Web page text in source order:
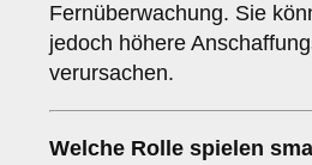
Fernüberwachung. Sie
jedoch höhere
verursachen.
Welche Rolle spielen